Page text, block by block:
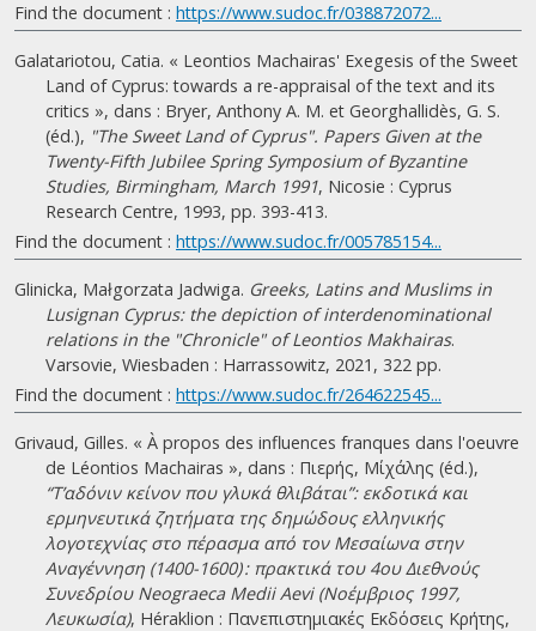
Find the document : https://www.sudoc.fr/038872072...
Galatariotou, Catia. « Leontios Machairas' Exegesis of the Sweet
Land of Cyprus: towards a re-appraisal of the text and its
critics », dans : Bryer, Anthony A. M. et Georghallidès, G. S.
(éd.), "The Sweet Land of Cyprus". Papers Given at the
Twenty-Fifth Jubilee Spring Symposium of Byzantine
Studies, Birmingham, March 1991, Nicosie : Cyprus
Research Centre, 1993, pp. 393-413.
Find the document : https://www.sudoc.fr/005785154...
Glinicka, Małgorzata Jadwiga. Greeks, Latins and Muslims in
Lusignan Cyprus: the depiction of interdenominational
relations in the "Chronicle" of Leontios Makhairas.
Varsovie, Wiesbaden : Harrassowitz, 2021, 322 pp.
Find the document : https://www.sudoc.fr/264622545...
Grivaud, Gilles. « À propos des influences franques dans l'oeuvre
de Léontios Machairas », dans : Πιερής, Μίχάλης (éd.),
“Τ’αδόνιν κείνον που γλυκά θλιβάται”: εκδοτικά και
ερμηνευτικά ζητήματα της δημώδους ελληνικής
λογοτεχνίας στο πέρασμα από τον Μεσαίωνα στην
Αναγέννηση (1400-1600) : πρακτικά του 4ου Διεθνούς
Συνεδρίου Neograeca Medii Aevi (Νοέμβριος 1997,
Λευκωσία), Héraklion : Πανεπιστημιακές Εκδόσεις Κρήτης,